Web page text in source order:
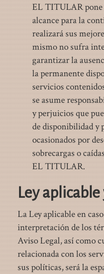
EL TITULAR pone
alcance para la
realizará sus
mismo no sufra
garantizar la
la permanente
servicios
se asume
y perjuicios que
de disponibilidad y
ocasionados por
sobrecargas o
EL TITULAR.
Ley
La Ley aplicable en
interpretación de los
Aviso Legal, así como
relacionada con los
sus políticas, será la